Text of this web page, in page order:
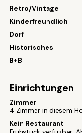
Retro/Vintage
Kinderfreundlich
Dorf
Historisches
B+B
Einrichtungen
Zimmer
4 Zimmer in diesem
Kein Restaurant